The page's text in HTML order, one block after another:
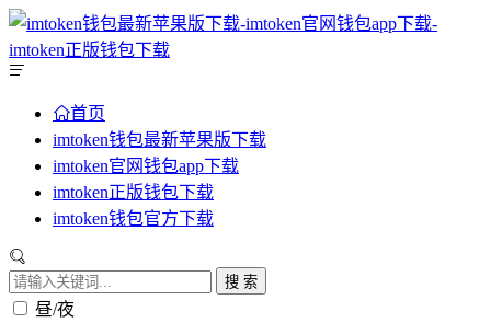
首页
imtoken钱包最新苹果版下载
imtoken官网钱包app下载
imtoken正版钱包下载
imtoken钱包官方下载
搜 索
昼/夜